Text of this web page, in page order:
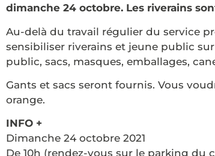
dimanche 24 octobre. Les riverains
Au-delà du travail régulier du service
sensibiliser riverains et jeune public
public, sacs, masques, emballages,
Gants et sacs seront fournis. Vous
orange.
INFO +
Dimanche 24 octobre 2021
De 10h (rendez-vous sur le parking du